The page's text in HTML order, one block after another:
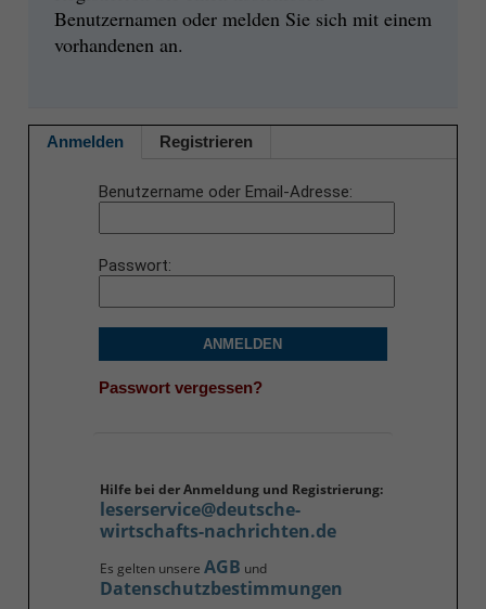
Benutzernamen oder melden Sie sich mit einem
vorhandenen an.
Anmelden Registrieren
Benutzername oder Email-Adresse
Passwort
ANMELDEN
Passwort vergessen?
Hilfe bei der Anmeldung und Registrierung:
leserservice@deutsche-
wirtschafts-nachrichten.de
Es gelten unsere AGB und
Datenschutzbestimmungen